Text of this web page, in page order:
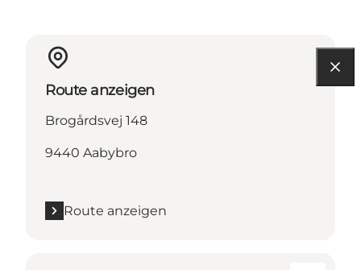
Route anzeigen
Brogårdsvej 148
9440 Aabybro
Route anzeigen